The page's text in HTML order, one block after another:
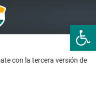
Abrir
con la tercera versión de